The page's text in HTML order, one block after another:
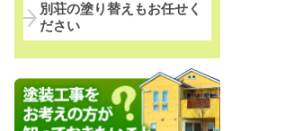
別荘の塗り替えもお任せく
ださい